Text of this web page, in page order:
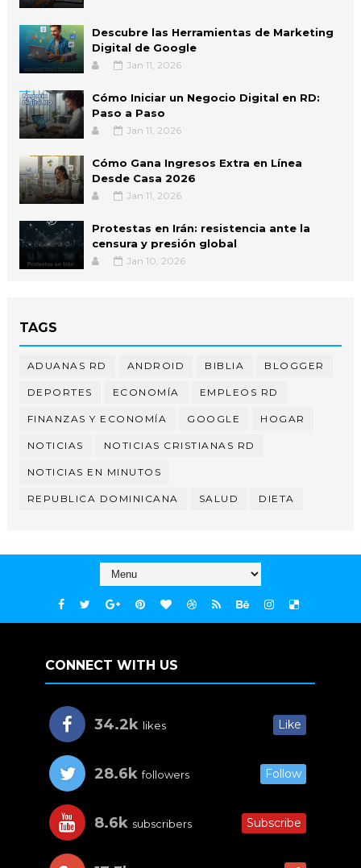
Descubre las Herramientas de Marketing
Digital de Google
Jan 11, 2026
Cómo Iniciar un Negocio Digital en RD:
Paso a Paso
Jan 11, 2026
Cómo Gana Ingresos Extra en Línea
Desde Casa 2026
Jan 11, 2026
Protestas en Irán: resistencia ante la
censura y presión global
Jan 10, 2026
TAGS
ADUANAS RD ANDROID BIBLIA BLOGGER
DEPORTES ECONOMÍA EMPLEOS RD
FINANZAS Y ECONOMÍA GOOGLE HOGAR
NOTICIAS NOTICIAS CRISTIANAS RD
NOTICIAS EN MINUTOS
REPUBLICA DOMINICANA SALUD DIETA
CONNECT WITH US
34.2k likes Like
28.6k followers Follow
8.6k subscribers Subscribe